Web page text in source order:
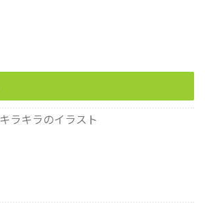
キラキラのイラスト